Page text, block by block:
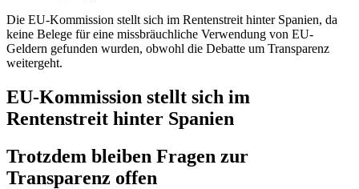
Die EU-Kommission stellt sich im Rentenstreit hinter Spanien, da
keine Belege für eine missbräuchliche Verwendung von EU-
Geldern gefunden wurden, obwohl die Debatte um Transparenz
weitergeht.
EU-Kommission stellt sich im
Rentenstreit hinter Spanien
Trotzdem bleiben Fragen zur
Transparenz offen